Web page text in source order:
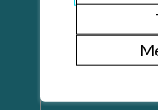
Restons
Nom